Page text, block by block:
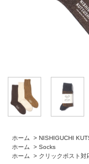
ホーム > NISHIGUCHI
ホーム
> Socks
ホーム
> クリックポスト対